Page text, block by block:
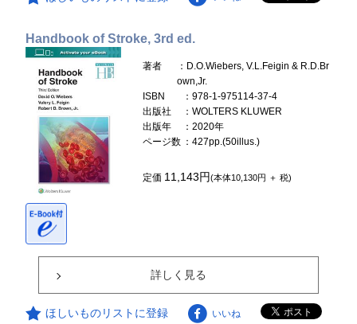
Handbook of Stroke, 3rd ed.
著者
：D.O.Wiebers, V.L.Feigin & R.D.Br
own,Jr.
ISBN
：978-1-975114-37-4
出版社
：WOLTERS KLUWER
出版年
：2020年
ページ数 ：427pp.(50illus.)
定価 11,143円(本体10,130円 ＋ 税)
詳しく見る
ほしいものリストに登録 いいね